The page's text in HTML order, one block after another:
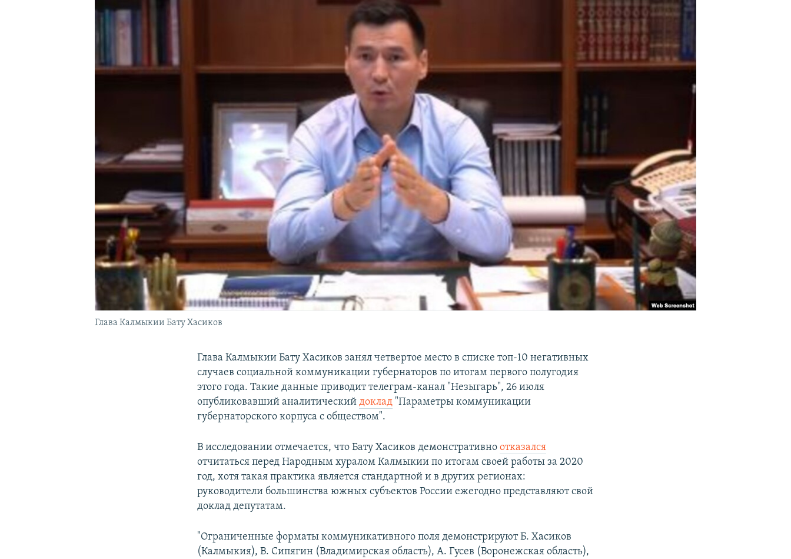
ПОДПИШИТЕСЬ НА РАССЫЛКУ
Глава Калмыкии Бату Хасиков
Глава Калмыкии Бату Хасиков занял четвертое место в списке топ-10 негативных
случаев социальной коммуникации губернаторов по итогам первого полугодия
этого года. Такие данные приводит телеграм-канал "Незыгарь", 26 июля
опубликовавший аналитическийдоклад "Параметры коммуникации
губернаторского корпуса с обществом".
В исследовании отмечается, что Бату Хасиков демонстративноотказался
отчитаться перед Народным хуралом Калмыкии по итогам своей работы за 2020
год, хотя такая практика является стандартной и в других регионах:
руководители большинства южных субъектов России ежегодно представляют свой
доклад депутатам.
"Ограниченные форматы коммуникативного поля демонстрируют Б. Хасиков
(Калмыкия), В. Сипягин (Владимирская область), А. Гусев (Воронежская область),